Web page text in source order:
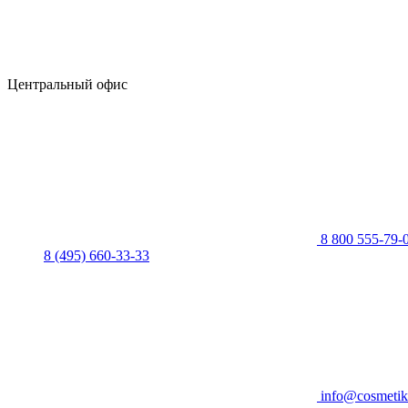
Центральный офис
8 800 555-79-
8 (495) 660-33-33